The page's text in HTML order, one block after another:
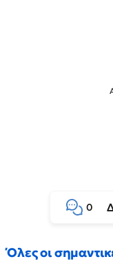
0
Όλες οι